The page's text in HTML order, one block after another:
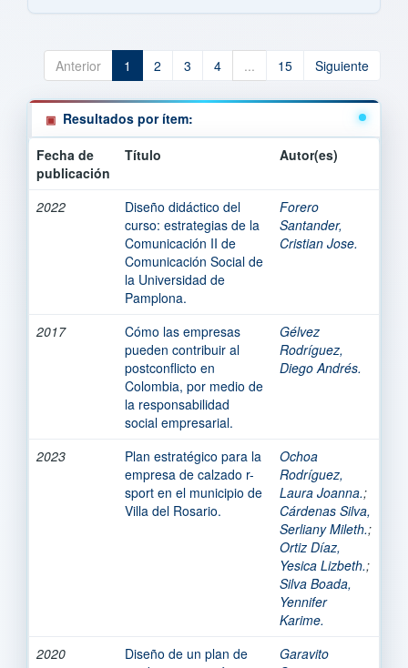
Anterior 1 2 3 4 ... 15 Siguiente
Resultados por ítem:
Fecha de
publicación
Título Autor(es)
2022
Diseño didáctico del
curso: estrategias de la
Comunicación II de
Comunicación Social de
la Universidad de
Pamplona.
Forero
Santander,
Cristian Jose.
2017
Cómo las empresas
pueden contribuir al
postconflicto en
Colombia, por medio de
la responsabilidad
social empresarial.
Gélvez
Rodríguez,
Diego Andrés.
2023
Plan estratégico para la
empresa de calzado r-
sport en el municipio de
Villa del Rosario.
Ochoa
Rodríguez,
Laura Joanna.;
Cárdenas Silva,
Serliany Mileth.;
Ortiz Díaz,
Yesica Lizbeth.;
Silva Boada,
Yennifer
Karime.
2020
Diseño de un plan de
Garavito